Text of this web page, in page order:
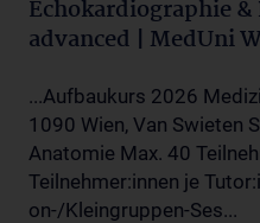
Echokardiographie
advanced | MedUni
...Aufbaukurs 2026
1090 Wien, Van Swieten
Anatomie Max. 40
Teilnehmer:innen je
on-/Kleingruppen-Ses...